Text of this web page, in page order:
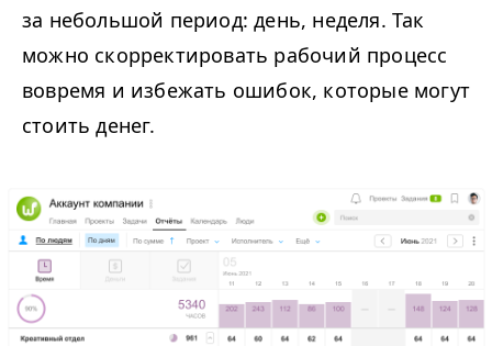
за небольшой период: день, неделя. Так
можно скорректировать рабочий процесс
вовремя и избежать ошибок, которые могут
стоить денег.